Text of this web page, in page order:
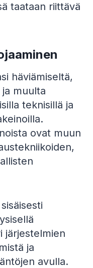
taataan riittävä
häviämiseltä,
muulta
teknisillä ja
ovat muun
järjestelmien
ja
avulla.